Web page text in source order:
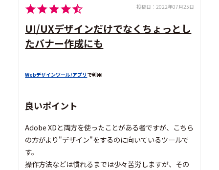
投稿日： 2022年07月25日
UI/UXデザインだけでなくちょっとし
たバナー作成にも
Webデザインツール/アプリ で利用
良いポイント
Adobe XDと両方を使ったことがある者ですが、こちら
の方がより"デザイン"をするのに向いているツールで
す。
操作方法などは慣れるまでは少々苦労しますが、その